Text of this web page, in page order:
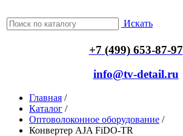
Искать
+7 (499) 653-87-97
info@tv-detail.ru
Главная /
Каталог /
Оптоволоконное оборудование /
Конвертер AJA FiDO-TR